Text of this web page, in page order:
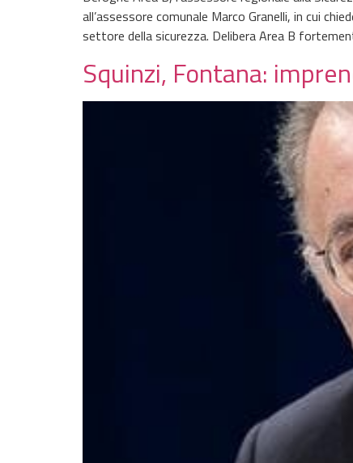
all’assessore comunale Marco Granelli, in cui
settore della sicurezza. Delibera Area B
Squinzi, Fontana: